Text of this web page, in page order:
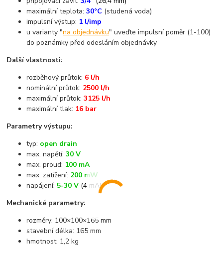
maximální teplota:30°C (studená voda)
impulsní výstup: 1 l/imp
u varianty "na objednávku" uveďte impulsní poměr (1-100)
do poznámky před odesláním objednávky
Další vlastnosti:
rozběhový průtok: 6 l/h
nominální průtok: 2500 l/h
maximální průtok:3125 l/h
maximální tlak: 16 bar
Parametry výstupu:
typ: open drain
max. napětí:30 V
max. proud: 100 mA
max. zatížení: 200 mW
napájení: 5-30 V (4 mA)
Mechanické parametry:
rozměry: 100×100×165 mm
stavební délka: 165 mm
hmotnost: 1,2 kg